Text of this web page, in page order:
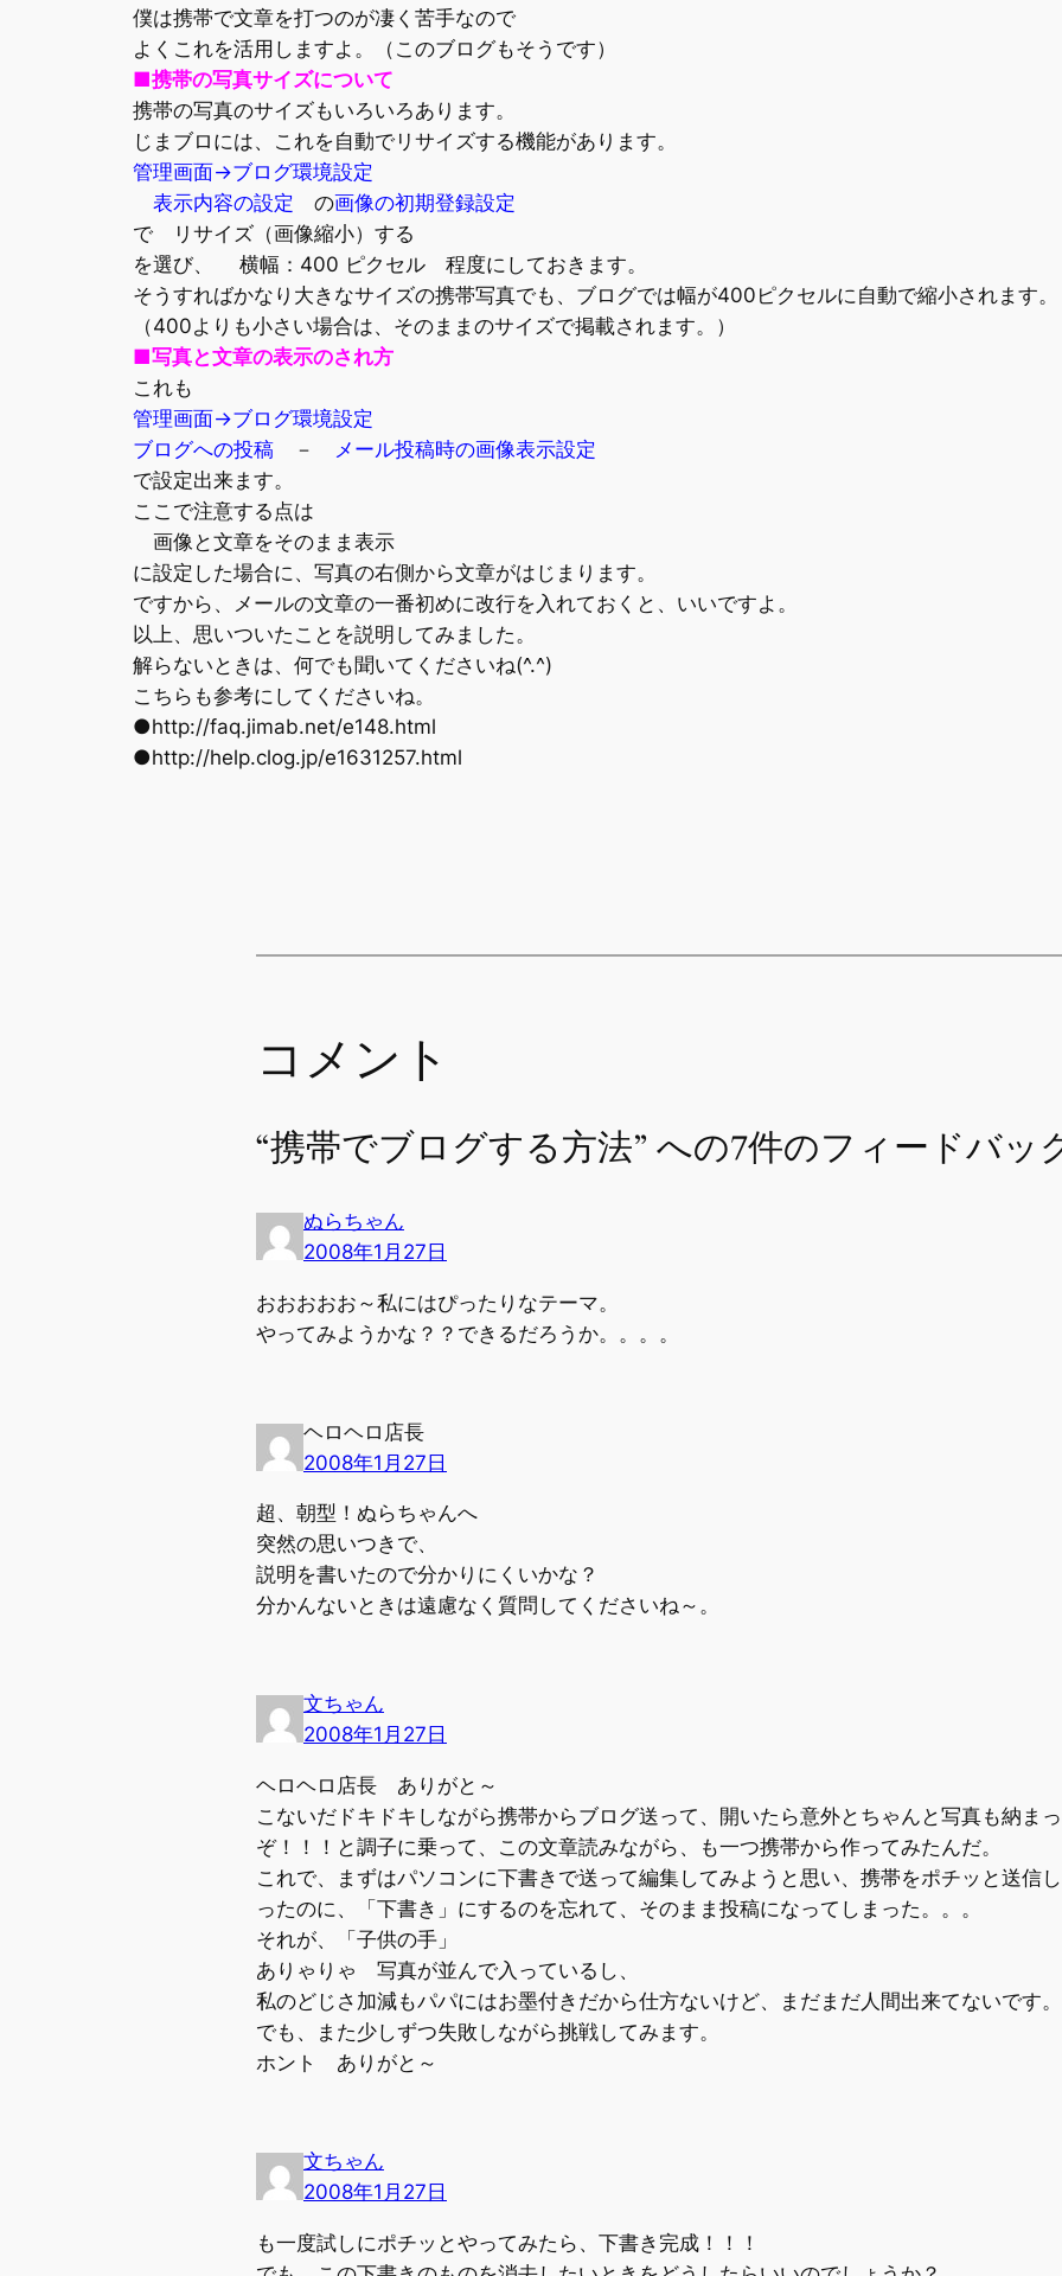
僕は携帯で文章を打つのが凄く苦手なので
よくこれを活用しますよ。（このブログもそうです）
■携帯の写真サイズについて
携帯の写真のサイズもいろいろあります。
じまブロには、これを自動でリサイズする機能があります。
管理画面→ブログ環境設定
表示内容の設定 の画像の初期登録設定
で リサイズ（画像縮小）する
を選び、 横幅：400 ピクセル 程度にしておきます。
そうすればかなり大きなサイズの携帯写真でも、ブログでは幅が400ピクセルに自動で縮小されます。
（400よりも小さい場合は、そのままのサイズで掲載されます。）
■写真と文章の表示のされ方
これも
管理画面→ブログ環境設定
ブログへの投稿 －
メール投稿時の画像表示設定
で設定出来ます。
ここで注意する点は
画像と文章をそのまま表示
に設定した場合に、写真の右側から文章がはじまります。
ですから、メールの文章の一番初めに改行を入れておくと、いいですよ。
以上、思いついたことを説明してみました。
解らないときは、何でも聞いてくださいね(^.^)
こちらも参考にしてくださいね。
●http://faq.jimab.net/e148.html
●http://help.clog.jp/e1631257.html
コメント
“携帯でブログする方法” への7件のフィードバッ
ぬらちゃん
2008年1月27日
おおおおお～私にはぴったりなテーマ。
やってみようかな？？できるだろうか。。。。
ヘロヘロ店長
2008年1月27日
超、朝型！ぬらちゃんへ
突然の思いつきで、
説明を書いたので分かりにくいかな？
分かんないときは遠慮なく質問してくださいね～。
文ちゃん
2008年1月27日
ヘロヘロ店長 ありがと～
こないだドキドキしながら携帯からブログ送って、開いたら意外とちゃんと写真も納ま
ぞ！！！と調子に乗って、この文章読みながら、も一つ携帯から作ってみたんだ。
これで、まずはパソコンに下書きで送って編集してみようと思い、携帯をポチッと送信
ったのに、「下書き」にするのを忘れて、そのまま投稿になってしまった。。。
それが、「子供の手」
ありゃりゃ 写真が並んで入っているし、
私のどじさ加減もパパにはお墨付きだから仕方ないけど、まだまだ人間出来てないです
でも、また少しずつ失敗しながら挑戦してみます。
ホント ありがと～
文ちゃん
2008年1月27日
も一度試しにポチッとやってみたら、下書き完成！！！